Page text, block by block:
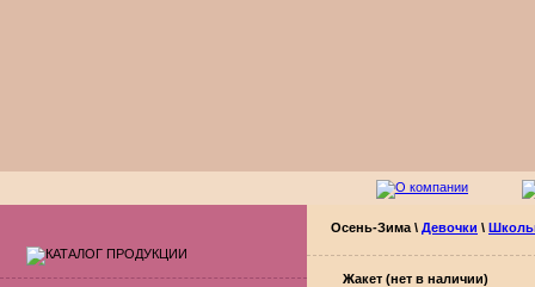
Осень-Зима \ Девочки \
Жакет (нет в наличии)